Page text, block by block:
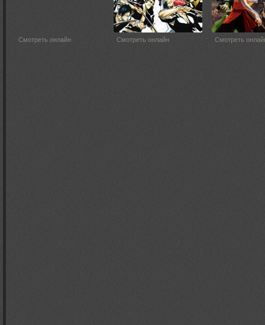
Смотреть онлайн Смотреть онлайн Смотреть